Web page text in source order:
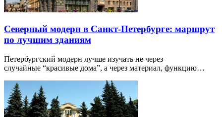
Северный модерн в Санкт-Петербурге: маршрут
по лучшим зданиям
Петербургский модерн лучше изучать не через
случайные “красивые дома”, а через материал, функцию…